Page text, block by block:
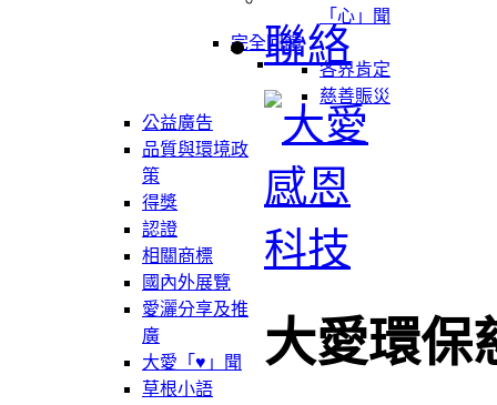
「心」聞
完全回饋
各界肯定
慈善賑災
公益廣告
品質與環境政
策
得獎
認證
相關商標
國內外展覽
愛灑分享及推
廣
大愛「♥」聞
草根小語
聯絡
大愛環保